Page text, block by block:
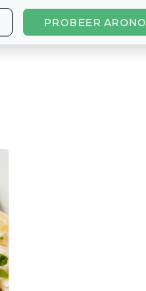
PROBEER ARONO